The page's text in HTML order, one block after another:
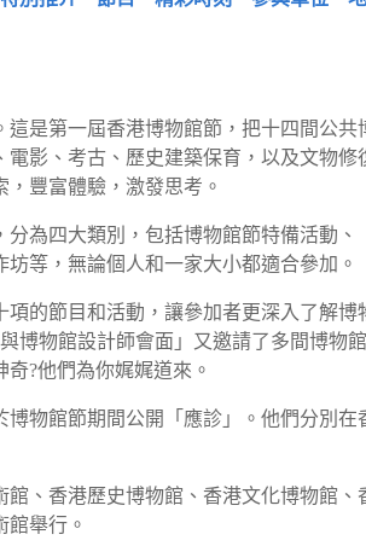
是第一屆香港博物館節，把十四間公
影、考古、歷史建築保育，以及文物
豐富體驗，激發思考。
為四大類別，包括博物館節特備活動
等，無論個人和一家大小都適合參加。
的節目和活動，讓參加者更深入了解
博物館設計師會面」又邀請了多間博
?他們為你娓娓道來。
物館節期間公開「應診」。他們分別
、香港歷史博物館、香港文化博物館
舉行。